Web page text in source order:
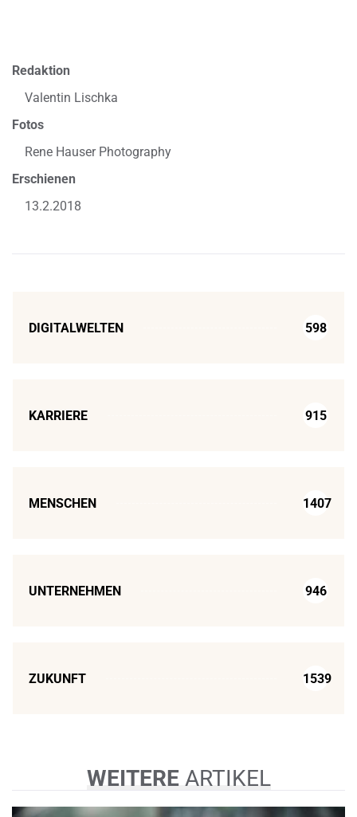
Redaktion
Valentin Lischka
Fotos
Rene Hauser Photography
Erschienen
13.2.2018
DIGITALWELTEN 598
KARRIERE 915
MENSCHEN 1407
UNTERNEHMEN 946
ZUKUNFT 1539
WEITEREARTIKEL